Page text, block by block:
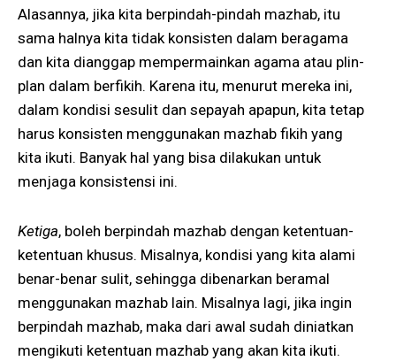
Alasannya, jika kita berpindah-pindah mazhab, itu
sama halnya kita tidak konsisten dalam beragama
dan kita dianggap mempermainkan agama atau plin-
plan dalam berfikih. Karena itu, menurut mereka ini,
dalam kondisi sesulit dan sepayah apapun, kita tetap
harus konsisten menggunakan mazhab fikih yang
kita ikuti. Banyak hal yang bisa dilakukan untuk
menjaga konsistensi ini.
Ketiga, boleh berpindah mazhab dengan ketentuan-
ketentuan khusus. Misalnya, kondisi yang kita alami
benar-benar sulit, sehingga dibenarkan beramal
menggunakan mazhab lain. Misalnya lagi, jika ingin
berpindah mazhab, maka dari awal sudah diniatkan
mengikuti ketentuan mazhab yang akan kita ikuti.